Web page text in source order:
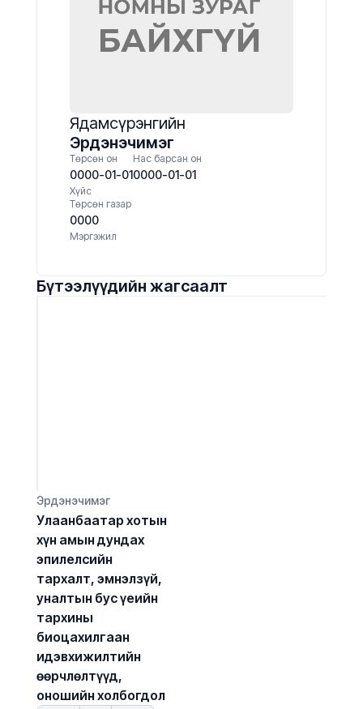
Ядамсүрэнгийн
Эрдэнэчимэг
Төрсөн он
0000-01-01
Нас барсан он
0000-01-01
Хүйс
Төрсөн газар
0000
Мэргэжил
Бүтээлүүдийн жагсаалт
Эрдэнэчимэг
Улаанбаатар хотын
хүн амын дундах
эпилелсийн
тархалт, эмнэлзүй,
уналтын бус үеийн
тархины
биоцахилгаан
идэвхижилтийн
өөрчлөлтүүд,
оношийн холбогдол